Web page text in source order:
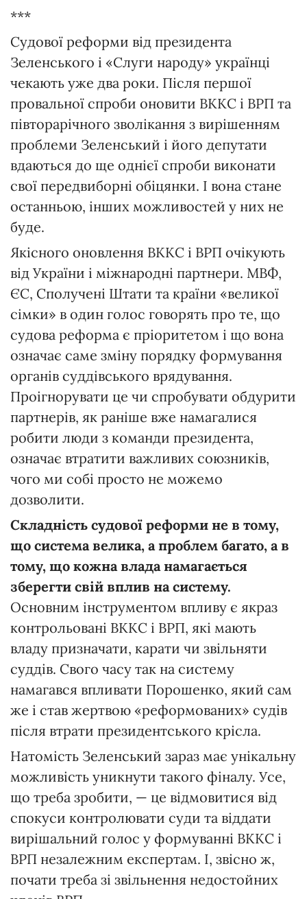
***
Судової реформи від президента
Зеленського і «Слуги народу» українці
чекають уже два роки. Після першої
провальної спроби оновити ВККС і ВРП та
півторарічного зволікання з вирішенням
проблеми Зеленський і його депутати
вдаються до ще однієї спроби виконати
свої передвиборні обіцянки. І вона стане
останньою, інших можливостей у них не
буде.
Якісного оновлення ВККС і ВРП очікують
від України і міжнародні партнери. МВФ,
ЄС, Сполучені Штати та країни «великої
сімки» в один голос говорять про те, що
судова реформа є пріоритетом і що вона
означає саме зміну порядку формування
органів суддівського врядування.
Проігнорувати це чи спробувати обдурити
партнерів, як раніше вже намагалися
робити люди з команди президента,
означає втратити важливих союзників,
чого ми собі просто не можемо
дозволити.
Складність судової реформи не в тому,
що система велика, а проблем багато, а в
тому, що кожна влада намагається
зберегти свій вплив на систему.
Основним інструментом впливу є якраз
контрольовані ВККС і ВРП, які мають
владу призначати, карати чи звільняти
суддів. Свого часу так на систему
намагався впливати Порошенко, який сам
же і став жертвою «реформованих» судів
після втрати президентського крісла.
Натомість Зеленський зараз має унікальну
можливість уникнути такого фіналу. Усе,
що треба зробити, — це відмовитися від
спокуси контролювати суди та віддати
вирішальний голос у формуванні ВККС і
ВРП незалежним експертам. І, звісно ж,
почати треба зі звільнення недостойних